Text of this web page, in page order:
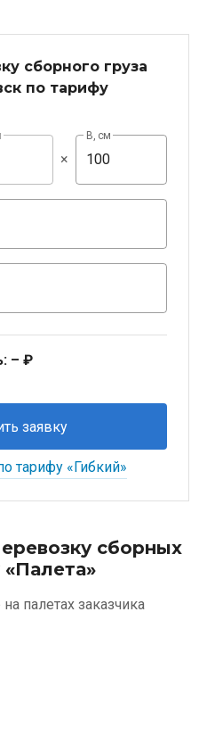
сборного груза
по тарифу
×
В, см
– ₽
заявку
тарифу «Гибкий»
сборных
палетах заказчика